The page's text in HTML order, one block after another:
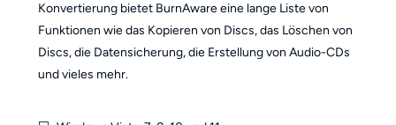
Konvertierung bietet BurnAware eine lange Liste von
Funktionen wie das Kopieren von Discs, das Löschen von
Discs, die Datensicherung, die Erstellung von Audio-CDs
und vieles mehr.